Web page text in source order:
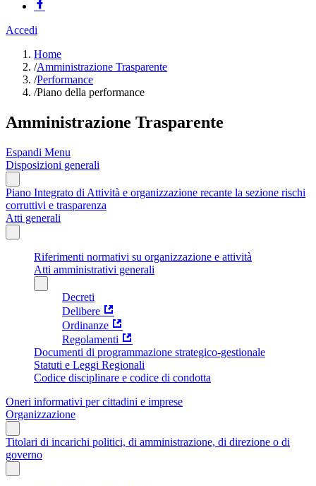
Accedi
Home
/Amministrazione Trasparente
/Performance
/Piano della performance
Amministrazione Trasparente
Espandi Menu
Disposizioni generali
Piano Integrato di Attività e organizzazione recante la sezione rischi
corruttivi e trasparenza
Atti generali
Riferimenti normativi su organizzazione e attività
Atti amministrativi generali
Decreti
Delibere
Ordinanze
Regolamenti
Documenti di programmazione strategico-gestionale
Statuti e Leggi Regionali
Codice disciplinare e codice di condotta
Oneri informativi per cittadini e imprese
Organizzazione
Titolari di incarichi politici, di amministrazione, di direzione o di
governo